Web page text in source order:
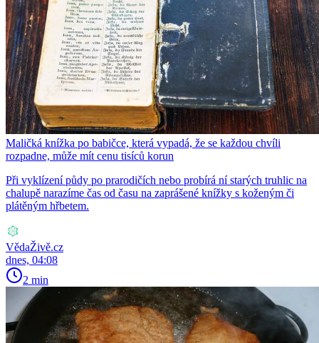
Maličká knížka po babičce, která vypadá, že se každou chvíli
rozpadne, může mít cenu tisíců korun
Při vyklízení půdy po prarodičích nebo probírá ní starých truhlic na
chalupě narazíme čas od času na zaprášené knížky s koženým či
plátěným hřbetem.
VědaŽivě.cz
dnes, 04:08
2 min